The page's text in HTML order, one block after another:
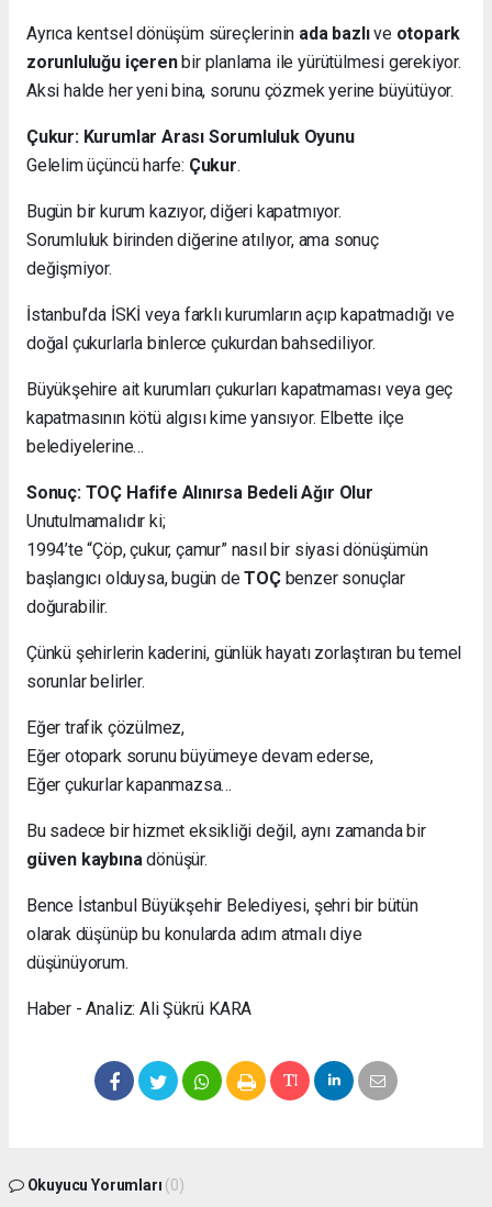
Ayrıca kentsel dönüşüm süreçlerinin ada bazlıve otopark
zorunluluğu içerenbir planlama ile yürütülmesi gerekiyor.
Aksi halde her yeni bina, sorunu çözmek yerine büyütüyor.
Çukur: Kurumlar Arası Sorumluluk Oyunu
Gelelim üçüncü harfe: Çukur.
Bugün bir kurum kazıyor, diğeri kapatmıyor.
Sorumluluk birinden diğerine atılıyor, ama sonuç
değişmiyor.
İstanbul’da İSKİ veya farklı kurumların açıp kapatmadığı ve
doğal çukurlarla binlerce çukurdan bahsediliyor.
Büyükşehire ait kurumları çukurları kapatmaması veya geç
kapatmasının kötü algısı kime yansıyor. Elbette ilçe
belediyelerine…
Sonuç: TOÇ Hafife Alınırsa Bedeli Ağır Olur
Unutulmamalıdır ki;
1994’te “Çöp, çukur, çamur” nasıl bir siyasi dönüşümün
başlangıcı olduysa, bugün deTOÇbenzer sonuçlar
doğurabilir.
Çünkü şehirlerin kaderini, günlük hayatı zorlaştıran bu temel
sorunlar belirler.
Eğer trafik çözülmez,
Eğer otopark sorunu büyümeye devam ederse,
Eğer çukurlar kapanmazsa…
Bu sadece bir hizmet eksikliği değil, aynı zamanda bir
güven kaybınadönüşür.
Bence İstanbul Büyükşehir Belediyesi, şehri bir bütün
olarak düşünüp bu konularda adım atmalı diye
düşünüyorum.
Haber - Analiz: Ali Şükrü KARA
Okuyucu Yorumları (0)